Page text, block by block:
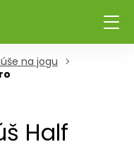
na jogu
Half